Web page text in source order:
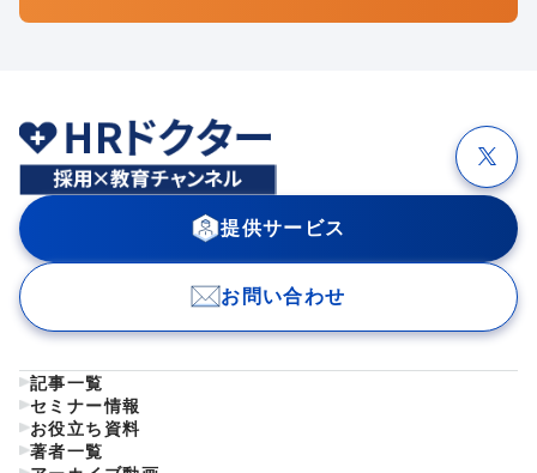
提供サービス
お問い合わせ
記事一覧
セミナー情報
お役立ち資料
著者一覧